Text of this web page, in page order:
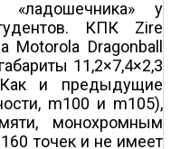
«ладошечника» у
КПК Zire
Motorola Dragonball
11,2×7,4×2,3
и предыдущие
m100 и m105),
монохромным
точек и не имеет